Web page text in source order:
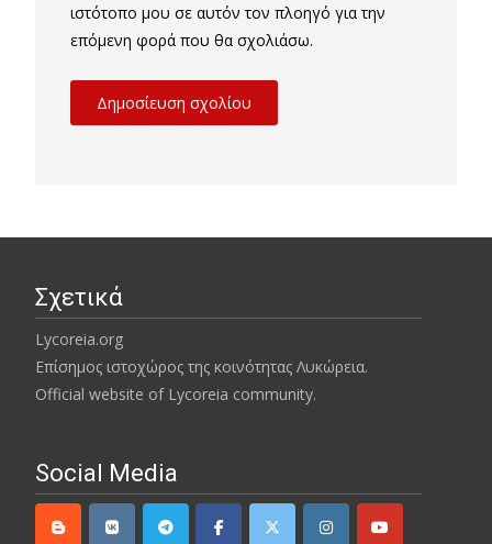
ιστότοπο μου σε αυτόν τον πλοηγό για την
επόμενη φορά που θα σχολιάσω.
Σχετικά
Lycoreia.org
Επίσημος ιστοχώρος της κοινότητας Λυκώρεια.
Official website of Lycoreia community.
Social Media